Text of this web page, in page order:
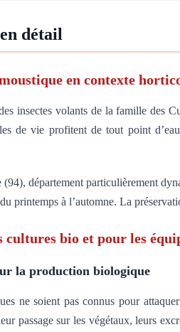
détail
en contexte
insectes volants de la famille des
de vie profitent de tout point
département particulièrement
printemps à l’automne. La
cultures bio et pour les
la production biologique
ne soient pas connus pour
passage sur les végétaux, leurs